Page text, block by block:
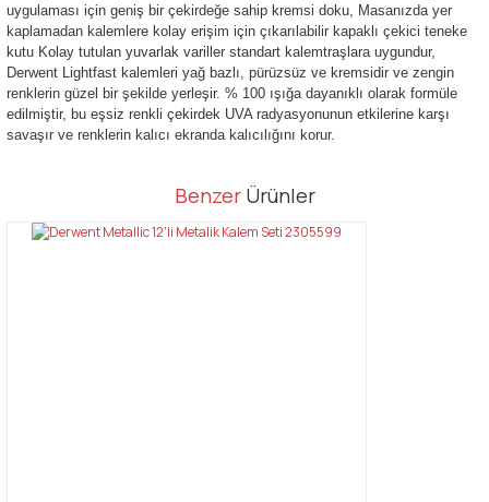
uygulaması için geniş bir çekirdeğe sahip kremsi doku, Masanızda yer
kaplamadan kalemlere kolay erişim için çıkarılabilir kapaklı çekici teneke
kutu Kolay tutulan yuvarlak variller standart kalemtraşlara uygundur,
Derwent Lightfast kalemleri yağ bazlı, pürüzsüz ve kremsidir ve zengin
renklerin güzel bir şekilde yerleşir. % 100 ışığa dayanıklı olarak formüle
edilmiştir, bu eşsiz renkli çekirdek UVA radyasyonunun etkilerine karşı
savaşır ve renklerin kalıcı ekranda kalıcılığını korur.
Bu ürüne ilk yorumu siz yapın!
Bu ürünün fiyat bilgisi, resim, ürün açıklamalarında ve diğer
tarafımıza iletebilirsiniz.
Benzer Ürünler